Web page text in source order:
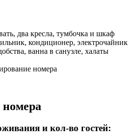
два кресла, тумбочка и шкаф
кондиционер, электрочайник
ванна в санузле, халаты
номера
и кол-во гостей: